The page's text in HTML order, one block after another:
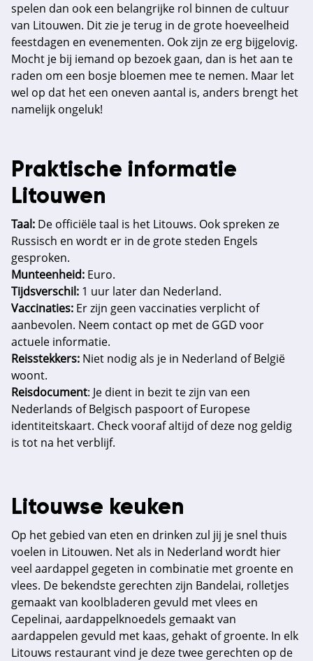
spelen dan ook een belangrijke rol binnen de cultuur
van Litouwen. Dit zie je terug in de grote hoeveelheid
feestdagen en evenementen. Ook zijn ze erg bijgelovig.
Mocht je bij iemand op bezoek gaan, dan is het aan te
raden om een bosje bloemen mee te nemen. Maar let
wel op dat het een oneven aantal is, anders brengt het
namelijk ongeluk!
Praktische informatie
Litouwen
Taal: De officiële taal is het Litouws. Ook spreken ze
Russisch en wordt er in de grote steden Engels
gesproken.
Munteenheid: Euro.
Tijdsverschil: 1 uur later dan Nederland.
Vaccinaties: Er zijn geen vaccinaties verplicht of
aanbevolen. Neem contact op met de GGD voor
actuele informatie.
Reisstekkers: Niet nodig als je in Nederland of België
woont.
Reisdocument: Je dient in bezit te zijn van een
Nederlands of Belgisch paspoort of Europese
identiteitskaart. Check vooraf altijd of deze nog geldig
is tot na het verblijf.
Litouwse keuken
Op het gebied van eten en drinken zul jij je snel thuis
voelen in Litouwen. Net als in Nederland wordt hier
veel aardappel gegeten in combinatie met groente en
vlees. De bekendste gerechten zijn Bandelai, rolletjes
gemaakt van koolbladeren gevuld met vlees en
Cepelinai, aardappelknoedels gemaakt van
aardappelen gevuld met kaas, gehakt of groente. In elk
Litouws restaurant vind je deze twee gerechten op de